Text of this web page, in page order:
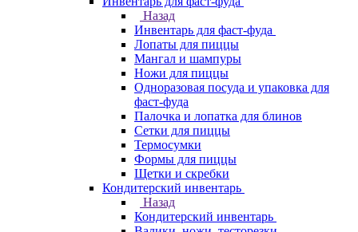
Назад
Инвентарь для фаст-фуда
Лопаты для пиццы
Мангал и шампуры
Ножи для пиццы
Одноразовая посуда и упаковка для
фаст-фуда
Палочка и лопатка для блинов
Сетки для пиццы
Термосумки
Формы для пиццы
Щетки и скребки
Кондитерский инвентарь
Назад
Кондитерский инвентарь